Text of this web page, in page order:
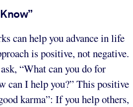
can help you advance in life
is positive, not negative.
“What can you do for
can I help you?” This positive
karma”: If you help others,